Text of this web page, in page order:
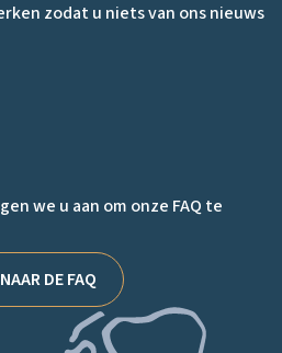
zodat u niets van ons nieuws
we u aan om onze FAQ te
DE FAQ